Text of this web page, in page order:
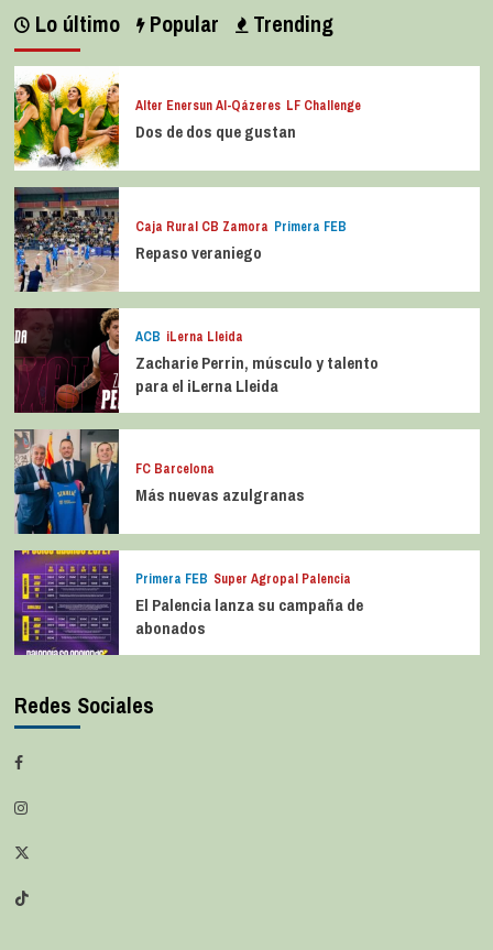
Lo último Popular Trending
Alter Enersun Al-Qázeres LF Challenge
Dos de dos que gustan
Caja Rural CB Zamora Primera FEB
Repaso veraniego
ACB iLerna Lleida
Zacharie Perrin, músculo y talento
para el iLerna Lleida
FC Barcelona
Más nuevas azulgranas
Primera FEB Super Agropal Palencia
El Palencia lanza su campaña de
abonados
Redes Sociales